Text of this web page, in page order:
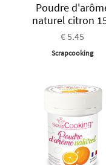
Poudre
naturel citron
€ 5.45
Scrapcooking